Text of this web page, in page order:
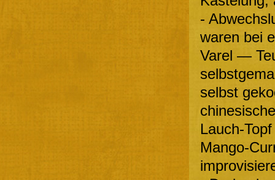
-
waren bei
Varel —
selbst
Lauch-
Mango-